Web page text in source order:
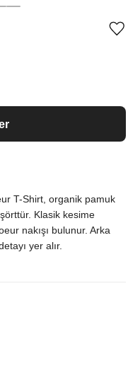
T-Shirt, organik pamuk
Klasik kesime
nakışı bulunur. Arka
yer alır.